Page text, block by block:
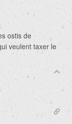
ostis de
veulent taxer le